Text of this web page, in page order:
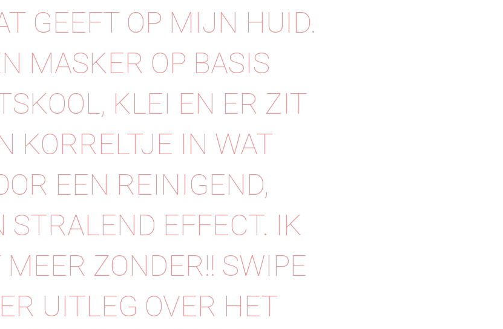
GEEFT OP MIJN HUID.
MASKER OP BASIS
KLEI EN ER ZIT
KORRELTJE IN WAT
EEN REINIGEND,
STRALEND EFFECT. IK
ZONDER!! SWIPE
UITLEG OVER HET